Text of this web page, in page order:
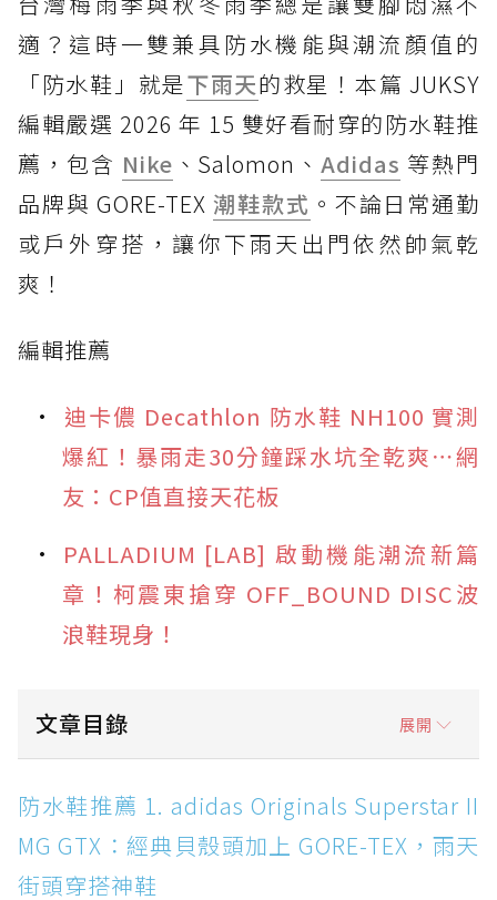
適？這時一雙兼具防水機能與潮流顏值的
「防水鞋」就是下雨天的救星！本篇 JUKSY
編輯嚴選 2026 年 15 雙好看耐穿的防水鞋推
薦，包含 Nike 、Salomon、Adidas 等熱門
品牌與 GORE-TEX 潮鞋款式 。不論日常通勤
或戶外穿搭，讓你下雨天出門依然帥氣乾
爽！
編輯推薦
迪卡儂 Decathlon 防水鞋 NH100 實測
爆紅！暴雨走30分鐘踩水坑全乾爽⋯網
友：CP值直接天花板
PALLADIUM [LAB] 啟動機能潮流新篇
章！柯震東搶穿 OFF_BOUND DISC波
浪鞋現身！
文章目錄 展開
防水鞋推薦 1. adidas Originals Superstar II
MG GTX：經典貝殼頭加上 GORE-TEX，雨天街
頭穿搭神鞋
防水鞋推薦 2. New Balance Hierro v9 GORE-
防水鞋推薦 1. adidas Originals Superstar II
MG GTX：經典貝殼頭加上 GORE-TEX，雨天
街頭穿搭神鞋